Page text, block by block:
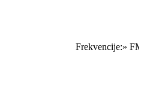
Frekvencije:»